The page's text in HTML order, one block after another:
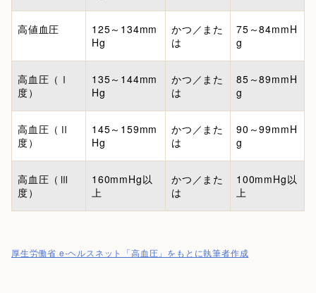
高値血圧
125～134mm
Hg
かつ／また
は
75～84mmH
g
高血圧（Ⅰ
度）
135～144mm
Hg
かつ／また
は
85～89mmH
g
高血圧（Ⅱ
度）
145～159mm
Hg
かつ／また
は
90～99mmH
g
高血圧（Ⅲ
度）
160mmHg以
上
かつ／また
は
100mmHg以
上
厚生労働省 e-ヘルスネット「高血圧」をもとに執筆者作成